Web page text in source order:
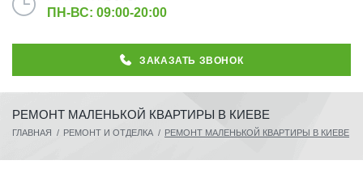
ПН-ВС: 09:00-20:00
ЗАКАЗАТЬ ЗВОНОК
РЕМОНТ МАЛЕНЬКОЙ КВАРТИРЫ В КИЕВЕ
ГЛАВНАЯ / РЕМОНТ И ОТДЕЛКА / РЕМОНТ МАЛЕНЬКОЙ КВАРТИРЫ В КИЕВЕ